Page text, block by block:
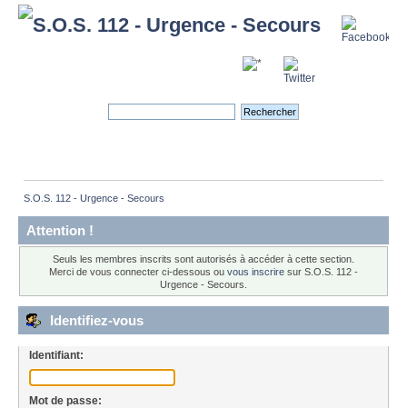
S.O.S. 112 - Urgence - Secours
Attention !
Seuls les membres inscrits sont autorisés à accéder à cette section.
Merci de vous connecter ci-dessous ou vous inscrire sur S.O.S. 112 -
Urgence - Secours.
Identifiez-vous
Identifiant:
Mot de passe: